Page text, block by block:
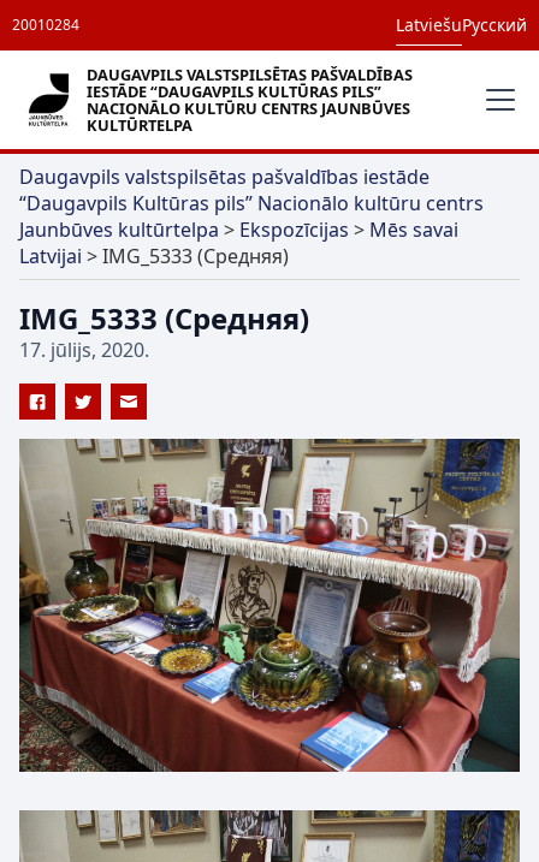
20010284 LatviešuРусский
DAUGAVPILS VALSTSPILSĒTAS PAŠVALDĪBAS
IESTĀDE “DAUGAVPILS KULTŪRAS PILS”
NACIONĀLO KULTŪRU CENTRS JAUNBŪVES
KULTŪRTELPA
Daugavpils valstspilsētas pašvaldības iestāde
“Daugavpils Kultūras pils” Nacionālo kultūru centrs
Jaunbūves kultūrtelpa > Ekspozīcijas > Mēs savai
Latvijai >IMG_5333 (Средняя)
IMG_5333 (Средняя)
17. jūlijs, 2020.